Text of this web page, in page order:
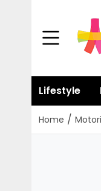
Lifestyle
Home / Motori